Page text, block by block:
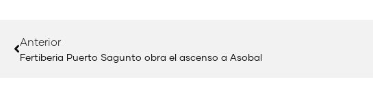
Anterior
Fertiberia Puerto Sagunto obra el ascenso a Asobal